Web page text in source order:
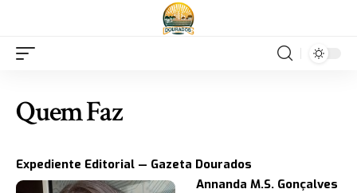
Quem Faz
Expediente Editorial — Gazeta Dourados
Annanda M.S. Gonçalves